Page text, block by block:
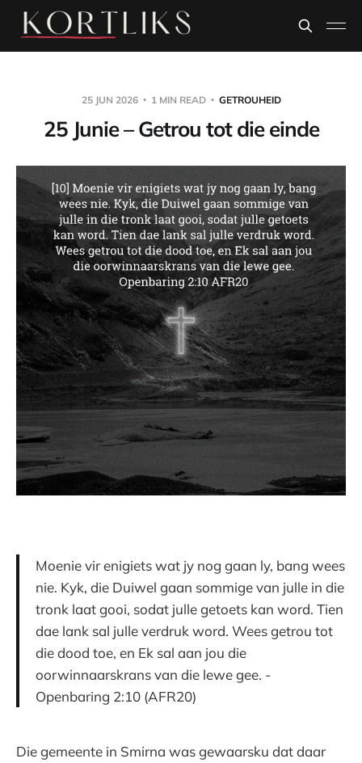
25 JUN 2026 1 MIN READ GETROUHEID
25 Junie – Getrou tot die einde
Moenie vir enigiets wat jy nog gaan ly, bang wees
nie. Kyk, die Duiwel gaan sommige van julle in die
tronk laat gooi, sodat julle getoets kan word. Tien
dae lank sal julle verdruk word. Wees getrou tot
die dood toe, en Ek sal aan jou die
oorwinnaarskrans van die lewe gee. -
Openbaring 2:10 (AFR20)
Die gemeente in Smirna was gewaarsku dat daar